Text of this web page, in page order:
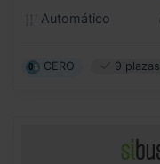
Automático
CERO 9 plazas